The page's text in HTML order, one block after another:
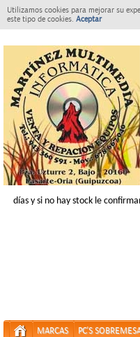
Utilizamos cookies para mejorar su
este tipo de cookies. Aceptar
días y si no hay stock le
MARCAS PC'S